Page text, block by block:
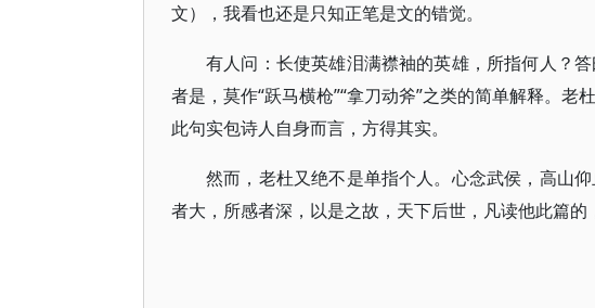
文），我看也还是只知正笔是文的错觉。
有人问：长使英雄泪满襟袖的英雄，所指何人？
者是，莫作“跃马横枪”“拿刀动斧”之类的简单解释。
此句实包诗人自身而言，方得其实。
然而，老杜又绝不是单指个人。心念武侯，高山
者大，所感者深，以是之故，天下后世，凡读他此篇的